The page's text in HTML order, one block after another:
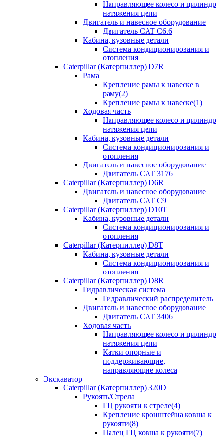
Направляющее колесо и цилиндр
натяжения цепи
Двигатель и навесное оборудование
Двигатель CAT C6.6
Кабина, кузовные детали
Система кондиционирования и
отопления
Caterpillar (Катерпиллер) D7R
Рама
Крепление рамы к навеске в
раму(2)
Крепление рамы к навеске(1)
Ходовая часть
Направляющее колесо и цилиндр
натяжения цепи
Кабина, кузовные детали
Система кондиционирования и
отопления
Двигатель и навесное оборудование
Двигатель CAT 3176
Caterpillar (Катерпиллер) D6R
Двигатель и навесное оборудование
Двигатель CAT C9
Caterpillar (Катерпиллер) D10T
Кабина, кузовные детали
Система кондиционирования и
отопления
Caterpillar (Катерпиллер) D8T
Кабина, кузовные детали
Система кондиционирования и
отопления
Caterpillar (Катерпиллер) D8R
Гидравлическая система
Гидравлический распределитель
Двигатель и навесное оборудование
Двигатель CAT 3406
Ходовая часть
Направляющее колесо и цилиндр
натяжения цепи
Катки опорные и
поддерживающие,
направляющие колеса
Экскаватор
Caterpillar (Катерпиллер) 320D
Рукоять/Стрела
ГЦ рукояти к стреле(4)
Крепление кронштейна ковша к
рукояти(8)
Палец ГЦ ковша к рукояти(7)